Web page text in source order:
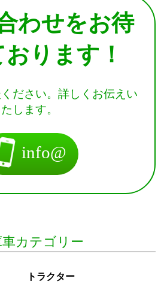
わせをお待
ります！
ださい。詳しくお伝えい
たします。
info@
カテゴリー
トラクター